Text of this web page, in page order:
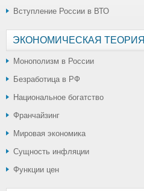
Вступление России в ВТО
ЭКОНОМИЧЕСКАЯ ТЕОРИЯ
Монополизм в России
Безработица в РФ
Национальное богатство
Франчайзинг
Мировая экономика
Сущность инфляции
Функции цен